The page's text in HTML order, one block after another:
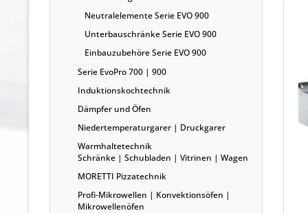
Neutralelemente Serie EVO 900
Unterbauschränke Serie EVO 900
Einbauzubehöre Serie EVO 900
Serie EvoPro 700 | 900
Induktionskochtechnik
Dämpfer und Öfen
Niedertemperaturgarer | Druckgarer
Warmhaltetechnik
Schränke | Schubladen | Vitrinen | Wagen
MORETTI Pizzatechnik
Profi-Mikrowellen | Konvektionsöfen |
Mikrowellenöfen